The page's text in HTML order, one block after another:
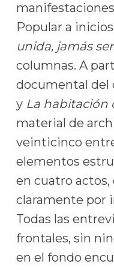
Popular a inicios
unida, jamás
columnas. A
documental del
y La habitación
material de
veinticinco
elementos
en cuatro
claramente por
Todas las
frontales, sin
en el fondo